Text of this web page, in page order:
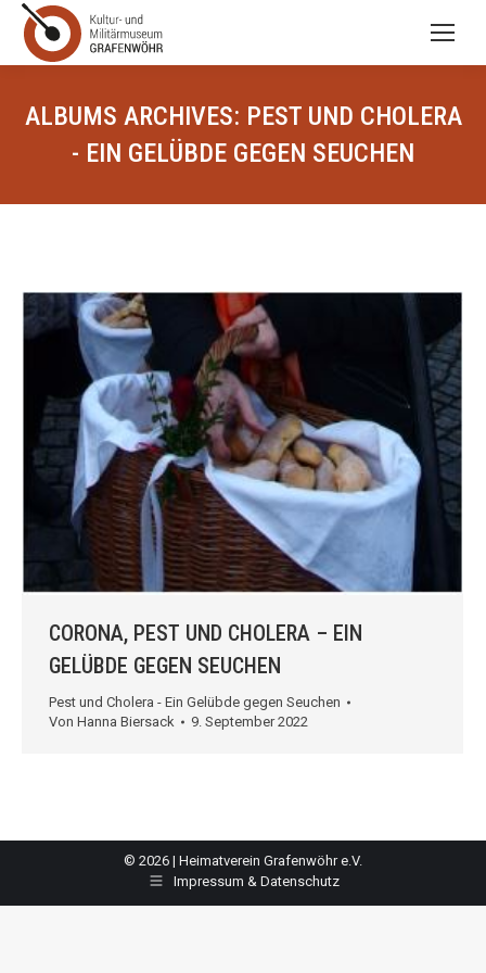
ALBUMS ARCHIVES: PEST UND CHOLERA
- EIN GELÜBDE GEGEN SEUCHEN
CORONA, PEST UND CHOLERA – EIN
GELÜBDE GEGEN SEUCHEN
Pest und Cholera - Ein Gelübde gegen Seuchen
Von Hanna Biersack 9. September 2022
© 2026 | Heimatverein Grafenwöhr e.V.
Impressum & Datenschutz